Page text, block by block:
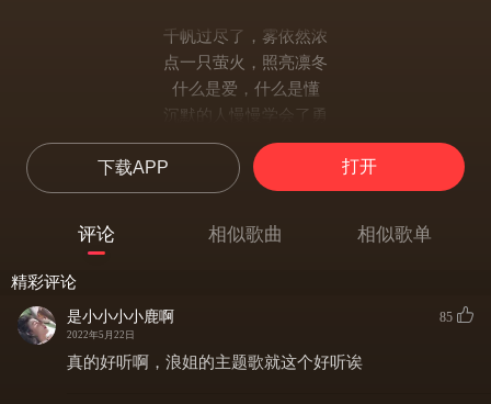
千帆过尽了，雾依然浓
点一只萤火，照亮凛冬
什么是爱，什么是懂
沉默的人慢慢学会了勇
谁在害怕的夜里被冷吹痛
紧握天真却看着它溶
你微笑说了一句请相信梦
我会边哭着又边笑着
我要大哭着又大笑着
下载APP 打开
评论 相似歌曲 相似歌单
精彩评论
是小小小小鹿啊
2022年5月22日
85
真的好听啊，浪姐的主题歌就这个好听诶